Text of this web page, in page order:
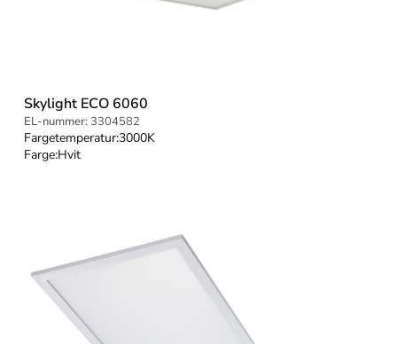
Skylight ECO 6060
EL-nummer: 3304582
Fargetemperatur:3000K
Farge:Hvit